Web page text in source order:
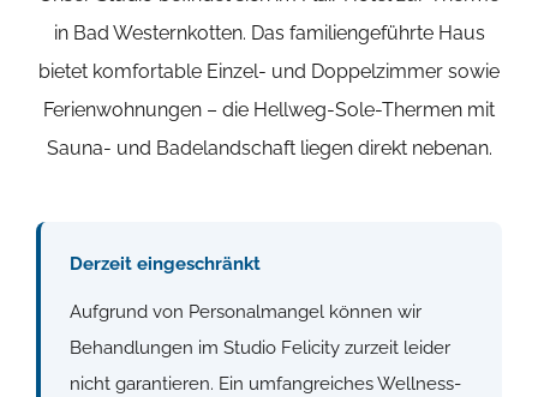
in Bad Westernkotten. Das familiengeführte Haus
bietet komfortable Einzel- und Doppelzimmer sowie
Ferienwohnungen – die Hellweg-Sole-Thermen mit
Sauna- und Badelandschaft liegen direkt nebenan.
Derzeit eingeschränkt
Aufgrund von Personalmangel können wir
Behandlungen im Studio Felicity zurzeit leider
nicht garantieren. Ein umfangreiches Wellness-